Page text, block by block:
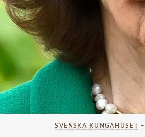
SVENSKA KUNGAHUSET –